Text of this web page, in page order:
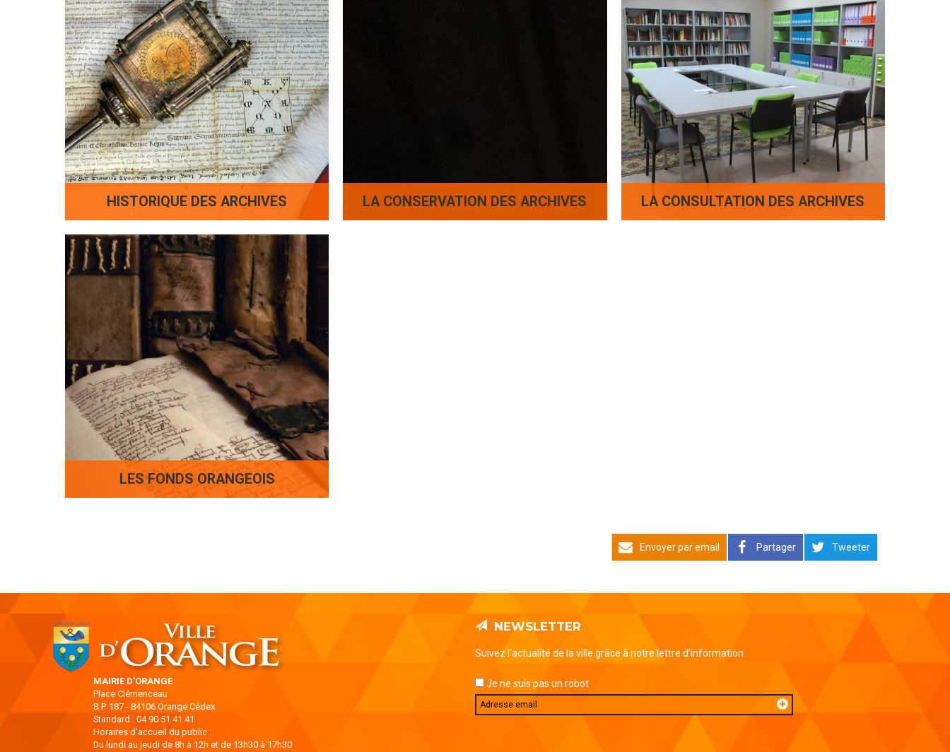
HISTORIQUE DES ARCHIVES LA CONSERVATION DES ARCHIVES LA CONSULTATION DES ARCHIVES
LES FONDS ORANGEOIS
Envoyer par email Partager Tweeter
MAIRIE D'ORANGE
Place Clémenceau
B.P. 187 - 84106 Orange Cédex
Standard : 04 90 51 41 41
Horaires d'accueil du public :
Du lundi au jeudi de 8h à 12h et de 13h30 à 17h30
NEWSLETTER
Suivez l’actualité de la ville grâce à notre lettre d’information
Je ne suis pas un robot
Email